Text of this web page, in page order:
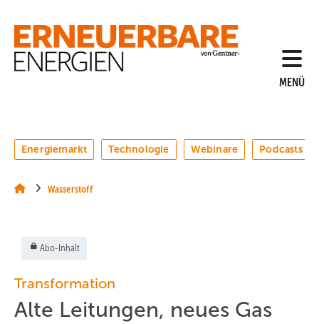
Hauptinhalt
Hauptmenü
SiteSearch
MENÜ
Energiemarkt Technologie Webinare Podcasts
Wasserstoff
Abo-Inhalt
Transformation
Alte Leitungen, neues Gas